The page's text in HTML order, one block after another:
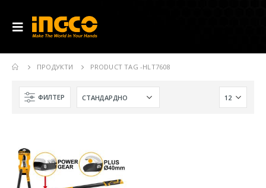
ПРОДУКТИ PRODUCT TAG -HLT7608
ФИЛТЕР